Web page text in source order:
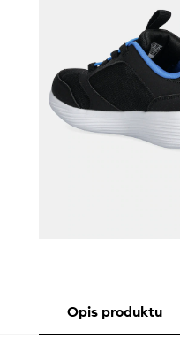
Opis produktu